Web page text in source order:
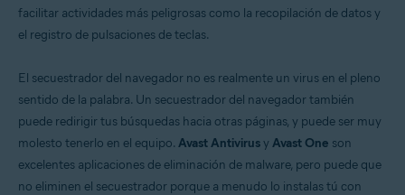
facilitar actividades más peligrosas como la recopilación de datos y
el registro de pulsaciones de teclas.
El secuestrador del navegador no es realmente un virus en el pleno
sentido de la palabra. Un secuestrador del navegador también
puede redirigir tus búsquedas hacia otras páginas, y puede ser muy
molesto tenerlo en el equipo. Avast Antivirusy Avast One son
excelentes aplicaciones de eliminación de malware, pero puede que
no eliminen el secuestrador porque a menudo lo instalas tú con